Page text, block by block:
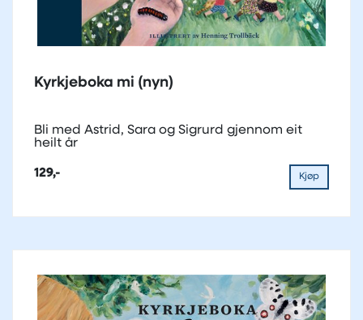
Kyrkjeboka mi (nyn)
Bli med Astrid, Sara og Sigrurd gjennom eit
heilt år
129,- Kjøp